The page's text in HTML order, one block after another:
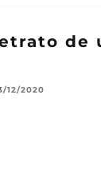
de
12/2020